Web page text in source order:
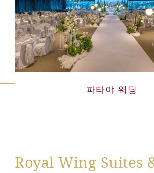
파타야 웨딩
Royal Wing Suites